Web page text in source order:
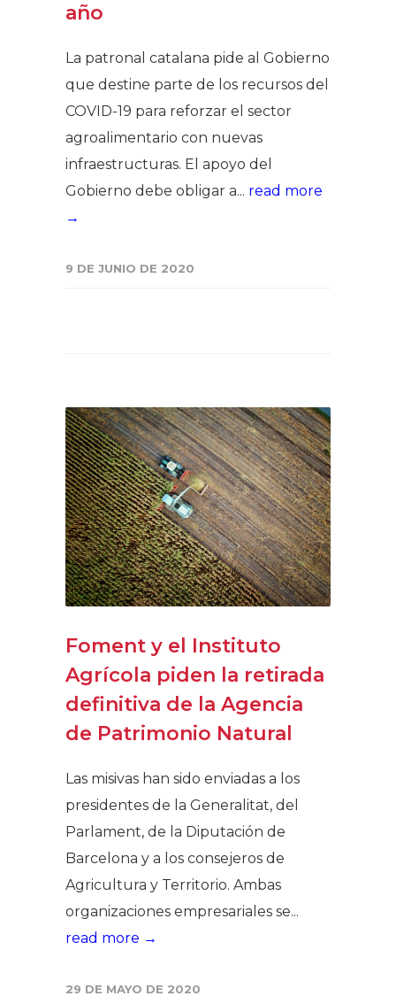
año
La patronal catalana pide al Gobierno
que destine parte de los recursos del
COVID-19 para reforzar el sector
agroalimentario con nuevas
infraestructuras. El apoyo del
Gobierno debe obligar a... read more
→
9 DE JUNIO DE 2020
Foment y el Instituto
Agrícola piden la retirada
definitiva de la Agencia
de Patrimonio Natural
Las misivas han sido enviadas a los
presidentes de la Generalitat, del
Parlament, de la Diputación de
Barcelona y a los consejeros de
Agricultura y Territorio. Ambas
organizaciones empresariales se...
read more →
29 DE MAYO DE 2020